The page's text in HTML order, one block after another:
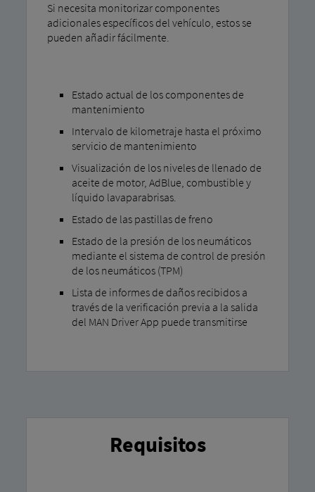
Si necesita monitorizar componentes
adicionales específicos del vehículo, estos se
pueden añadir fácilmente.
Estado actual de los componentes de
mantenimiento
Intervalo de kilometraje hasta el próximo
servicio de mantenimiento
Visualización de los niveles de llenado de
aceite de motor, AdBlue, combustible y
líquido lavaparabrisas.
Estado de las pastillas de freno
Estado de la presión de los neumáticos
mediante el sistema de control de presión
de los neumáticos (TPM)
Lista de informes de daños recibidos a
través de la verificación previa a la salida
del MAN Driver App puede transmitirse
Requisitos